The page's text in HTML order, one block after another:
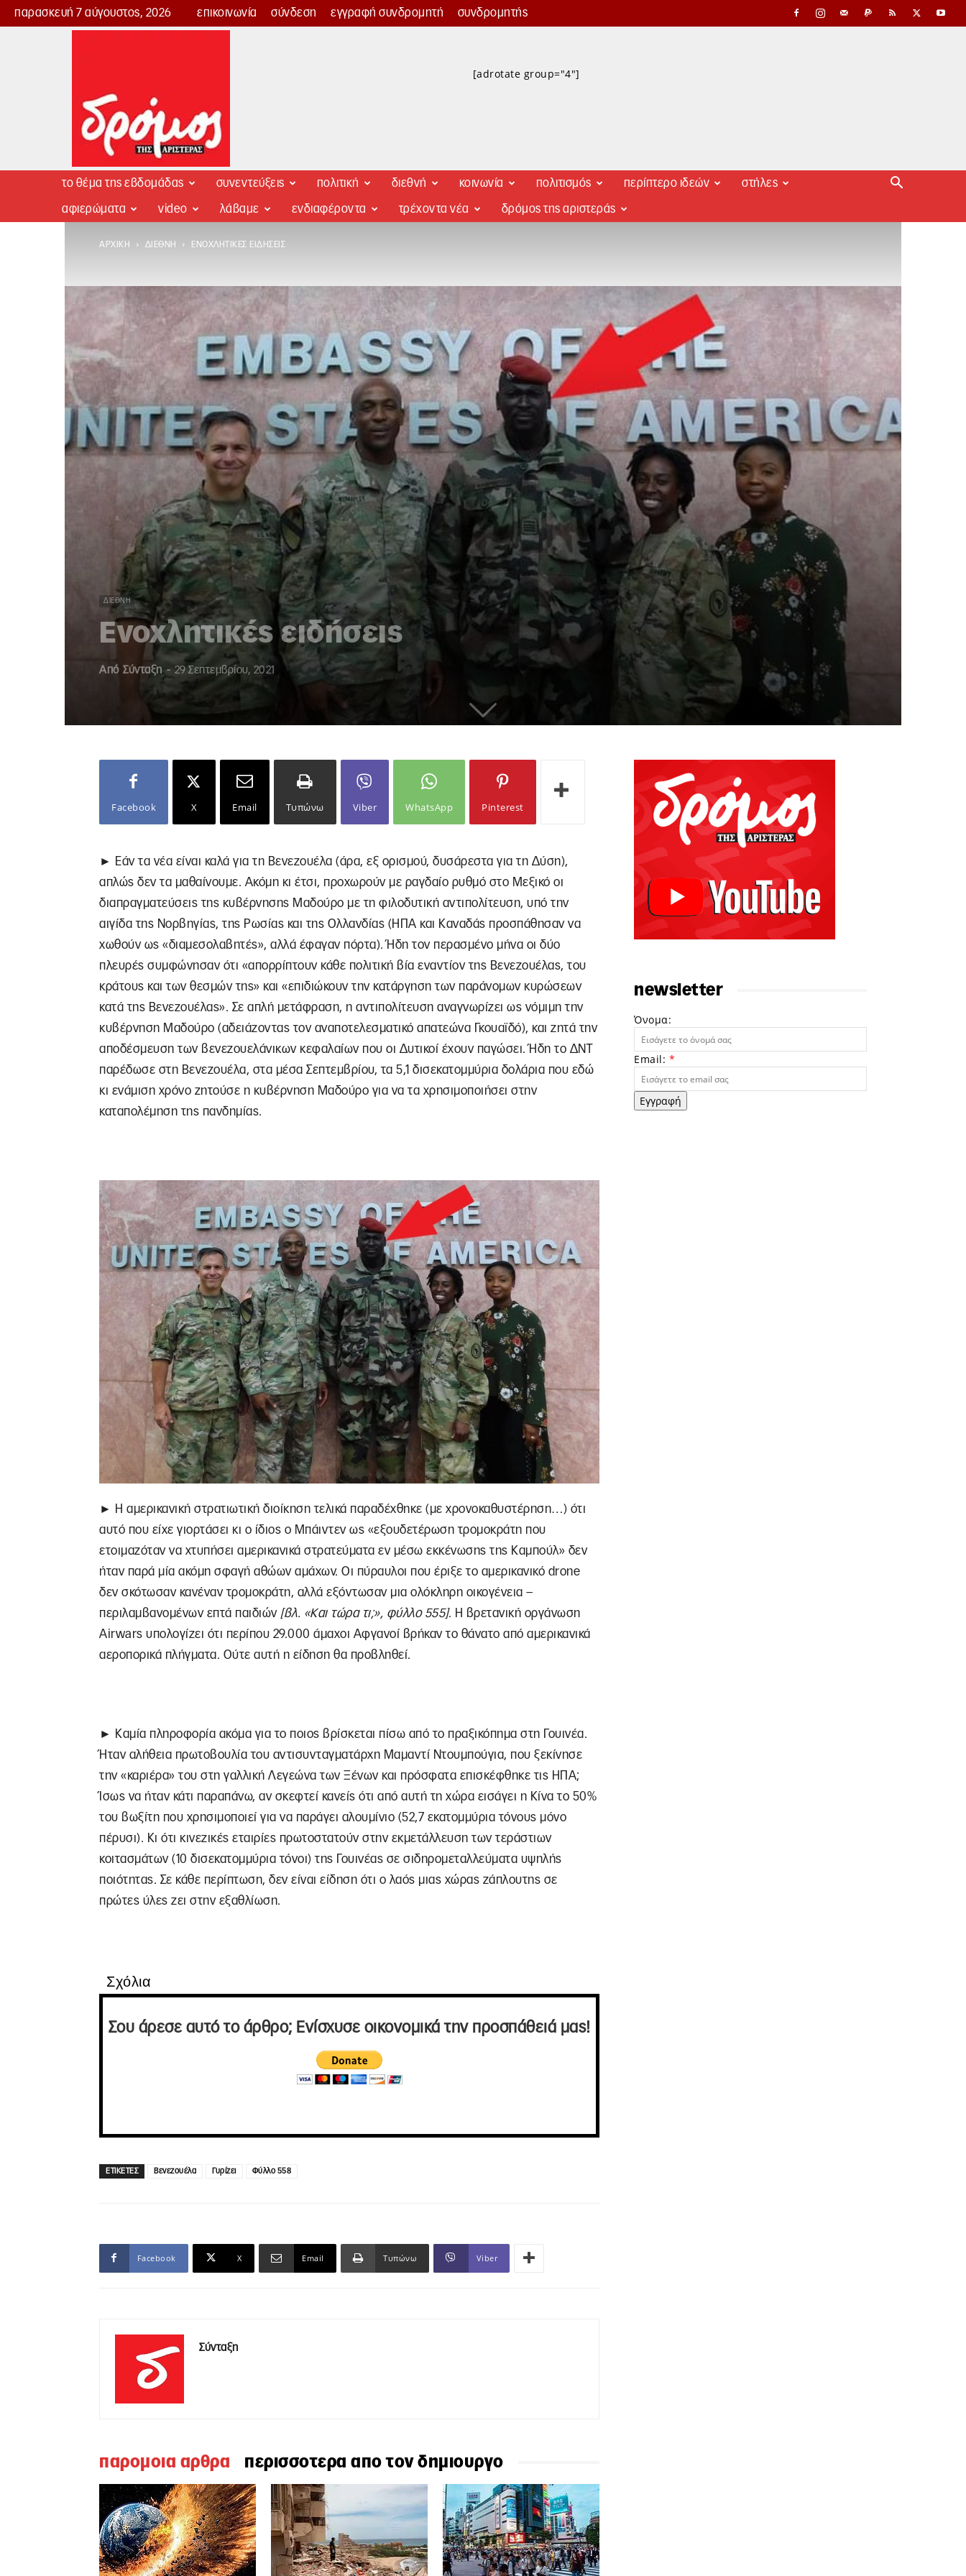
παρασκευή 7 αύγουστος, 2026 επικοινωνία σύνδεση εγγραφή συνδρομητή συνδρομητής
Δρόμος
[adrotate group="4"]
το θέμα της εβδομάδας συνεντεύξεις πολιτική διεθνή κοινωνία πολιτισμός περίπτερο ιδεών στήλες
αφιερώματα video λάβαμε ενδιαφέροντα τρέχοντα νέα δρόμος της αριστεράς
ΑΡΧΙΚΉ ΔΙΕΘΝΉ ΕΝΟΧΛΗΤΙΚΈΣ ΕΙΔΉΣΕΙΣ
ΔΙΕΘΝΉ
Ενοχλητικές ειδήσεις
Από Σύνταξη - 29 Σεπτεμβρίου, 2021
Facebook X Email Τυπώνω Viber WhatsApp Pinterest
► Εάν τα νέα είναι καλά για τη Βενεζουέλα (άρα, εξ ορισμού, δυσάρεστα για τη Δύση),
απλώς δεν τα μαθαίνουμε. Ακόμη κι έτσι, προχωρούν με ραγδαίο ρυθμό στο Μεξικό οι
διαπραγματεύσεις της κυβέρνησης Μαδούρο με τη φιλοδυτική αντιπολίτευση, υπό την
αιγίδα της Νορβηγίας, της Ρωσίας και της Ολλανδίας (ΗΠΑ και Καναδάς προσπάθησαν να
χωθούν ως «διαμεσολαβητές», αλλά έφαγαν πόρτα). Ήδη τον περασμένο μήνα οι δύο
πλευρές συμφώνησαν ότι «απορρίπτουν κάθε πολιτική βία εναντίον της Βενεζουέλας, του
κράτους και των θεσμών της» και «επιδιώκουν την κατάργηση των παράνομων κυρώσεων
κατά της Βενεζουέλας». Σε απλή μετάφραση, η αντιπολίτευση αναγνωρίζει ως νόμιμη την
κυβέρνηση Μαδούρο (αδειάζοντας τον αναποτελεσματικό απατεώνα Γκουαϊδό), και ζητά την
αποδέσμευση των βενεζουελάνικων κεφαλαίων που οι Δυτικοί έχουν παγώσει. Ήδη το ΔΝΤ
παρέδωσε στη Βενεζουέλα, στα μέσα Σεπτεμβρίου, τα 5,1 δισεκατομμύρια δολάρια που εδώ
κι ενάμιση χρόνο ζητούσε η κυβέρνηση Μαδούρο για να τα χρησιμοποιήσει στην
καταπολέμηση της πανδημίας.
► Η αμερικανική στρατιωτική διοίκηση τελικά παραδέχθηκε (με χρονοκαθυστέρηση…) ότι
αυτό που είχε γιορτάσει κι ο ίδιος ο Μπάιντεν ως «εξουδετέρωση τρομοκράτη που
ετοιμαζόταν να χτυπήσει αμερικανικά στρατεύματα εν μέσω εκκένωσης της Καμπούλ» δεν
ήταν παρά μία ακόμη σφαγή αθώων αμάχων. Οι πύραυλοι που έριξε το αμερικανικό drone
δεν σκότωσαν κανέναν τρομοκράτη, αλλά εξόντωσαν μια ολόκληρη οικογένεια –
περιλαμβανομένων επτά παιδιών [βλ. «Και τώρα τι;», φύλλο 555]. Η βρετανική οργάνωση
Airwars υπολογίζει ότι περίπου 29.000 άμαχοι Αφγανοί βρήκαν το θάνατο από αμερικανικά
αεροπορικά πλήγματα. Ούτε αυτή η είδηση θα προβληθεί.
► Καμία πληροφορία ακόμα για το ποιος βρίσκεται πίσω από το πραξικόπημα στη Γουινέα.
Ήταν αλήθεια πρωτοβουλία του αντισυνταγματάρχη Μαμαντί Ντουμπούγια, που ξεκίνησε
την «καριέρα» του στη γαλλική Λεγεώνα των Ξένων και πρόσφατα επισκέφθηκε τις ΗΠΑ;
Ίσως να ήταν κάτι παραπάνω, αν σκεφτεί κανείς ότι από αυτή τη χώρα εισάγει η Κίνα το 50%
του βωξίτη που χρησιμοποιεί για να παράγει αλουμίνιο (52,7 εκατομμύρια τόνους μόνο
πέρυσι). Κι ότι κινεζικές εταιρίες πρωτοστατούν στην εκμετάλλευση των τεράστιων
κοιτασμάτων (10 δισεκατομμύρια τόνοι) της Γουινέας σε σιδηρομεταλλεύματα υψηλής
ποιότητας. Σε κάθε περίπτωση, δεν είναι είδηση ότι ο λαός μιας χώρας ζάπλουτης σε
πρώτες ύλες ζει στην εξαθλίωση.
Σχόλια
Σου άρεσε αυτό το άρθρο; Ενίσχυσε οικονομικά την προσπάθειά μας!
ΕΤΙΚΕΤΕΣ Βενεζουέλα Γυρίζει Φύλλο 558
Facebook X Email Τυπώνω Viber
Σύνταξη
παρομοια αρθρα περισσοτερα απο τον δημιουργο
newsletter
Όνομα:
Email: *
Εγγραφή